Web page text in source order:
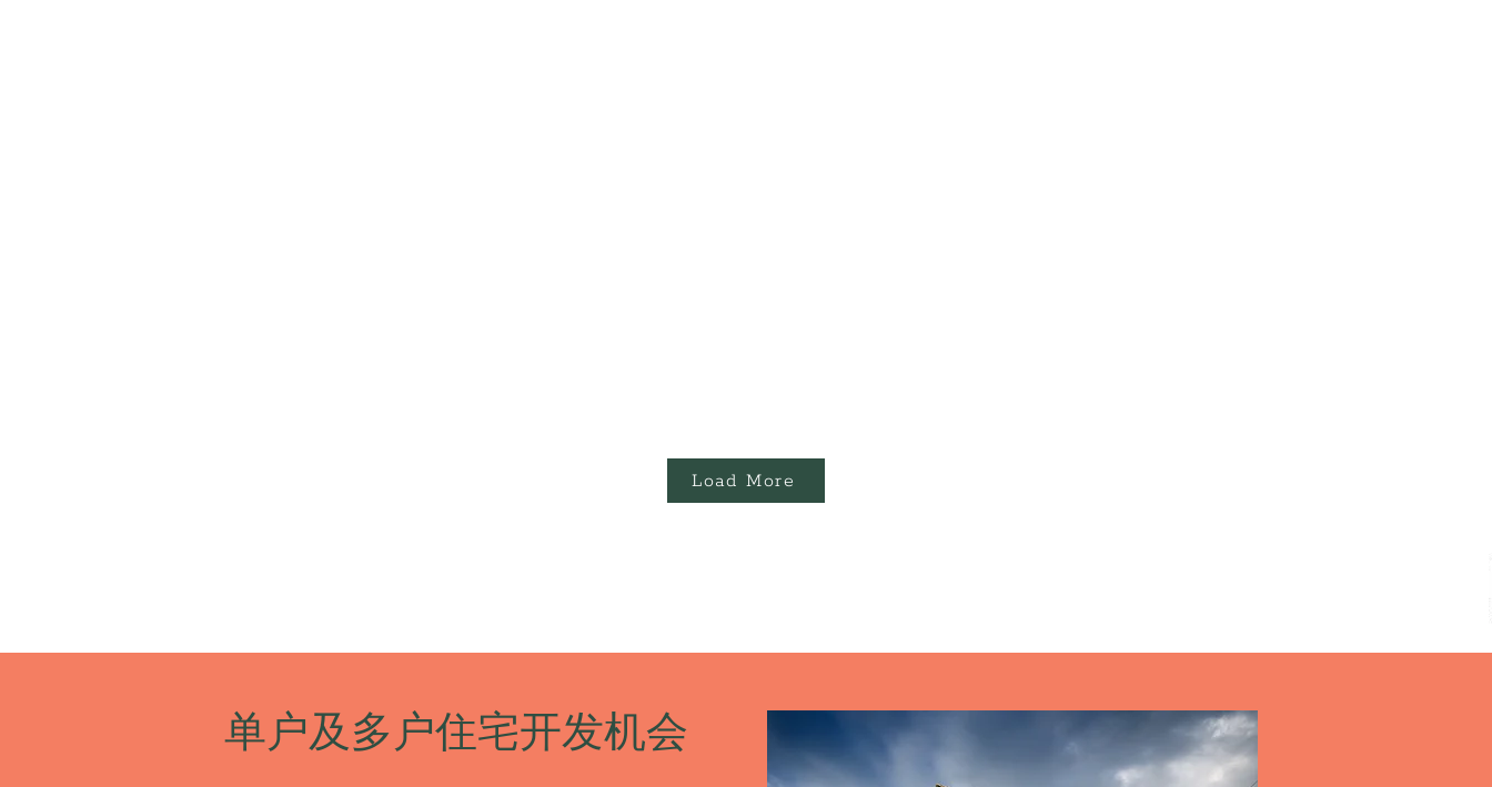
Load More
单户及多户住宅开发机会